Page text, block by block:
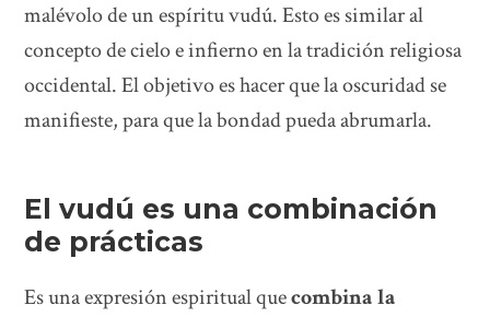
malévolo de un espíritu vudú. Esto es similar al
concepto de cielo e infierno en la tradición religiosa
occidental. El objetivo es hacer que la oscuridad se
manifieste, para que la bondad pueda abrumarla.
El vudú es una combinación
de prácticas
Es una expresión espiritual quecombina la